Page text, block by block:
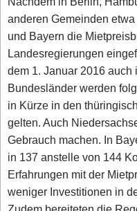
anderen Gemeinden
und Bayern die
Landesregierungen
dem 1. Januar 2016
Bundesländer werden
in Kürze in den
gelten. Auch
Gebrauch machen. In
in 137 anstelle von 144
Erfahrungen mit der
weniger Investitionen in